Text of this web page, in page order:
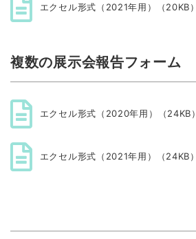
エクセル形式（2021年用）（20KB）
複数の展示会報告フォーム
エクセル形式（2020年用）（24KB）
エクセル形式（2021年用）（24KB）